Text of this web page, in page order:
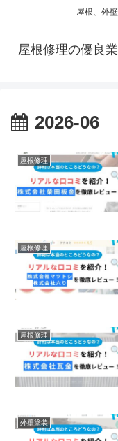
屋根、外
屋根修理の優良
2026-06
屋根修理
屋根修理
屋根修理
外壁塗装